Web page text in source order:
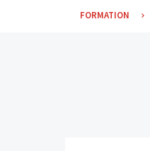
FORMATION